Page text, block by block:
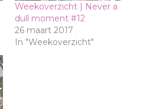
Weekoverzicht | Never a
dull moment #12
26 maart 2017
In "Weekoverzicht"